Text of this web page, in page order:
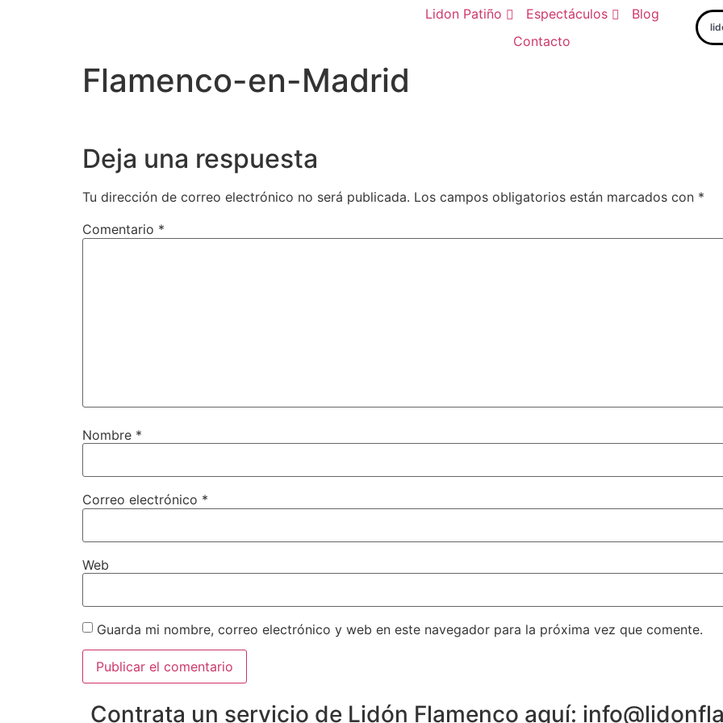
Lidon Patiño Espectáculos
Blog
Contacto
Flamenco-en-Madrid
Deja una respuesta
Tu dirección de correo electrónico no será publicada. Los campos obligatorios están marcados con *
Comentario *
Nombre *
Correo electrónico *
Web
Guarda mi nombre, correo electrónico y web en este navegador para la próxima vez que comente.
Contrata un servicio de Lidón Flamenco aquí: